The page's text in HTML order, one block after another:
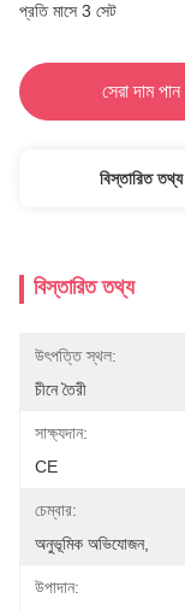
প্রতি মাসে 3 সেট
সেরা দাম পান
বিস্তারিত তথ্য
বিস্তারিত তথ্য
উৎপত্তি স্থল:
চীনে তৈরী
সাক্ষ্যদান:
CE
চেম্বার:
অনুভূমিক অভিযোজন,
উপাদান: